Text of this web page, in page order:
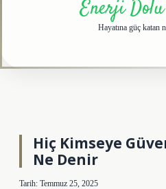
Enerji
Hayatına güç katan
Hiç Kimseye
Ne Denir
Tarih: Temmuz 25, 2025